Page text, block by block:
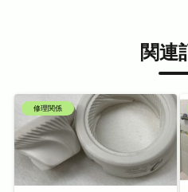
関連
修理関係